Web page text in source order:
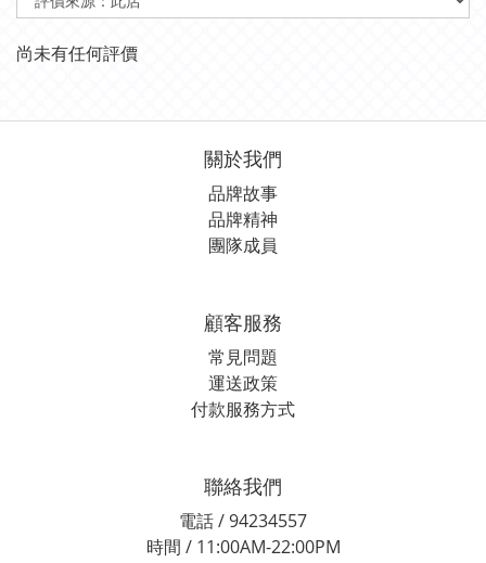
尚未有任何評價
關於我們
品牌故事
品牌精神
團隊成員
顧客服務
常見問題
運送政策
付款服務方式
聯絡我們
電話 / 94234557
時間 / 11:00AM-22:00PM